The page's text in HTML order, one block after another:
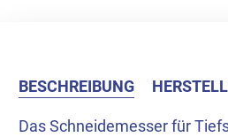
BESCHREIBUNG
Das Schneidemesser für